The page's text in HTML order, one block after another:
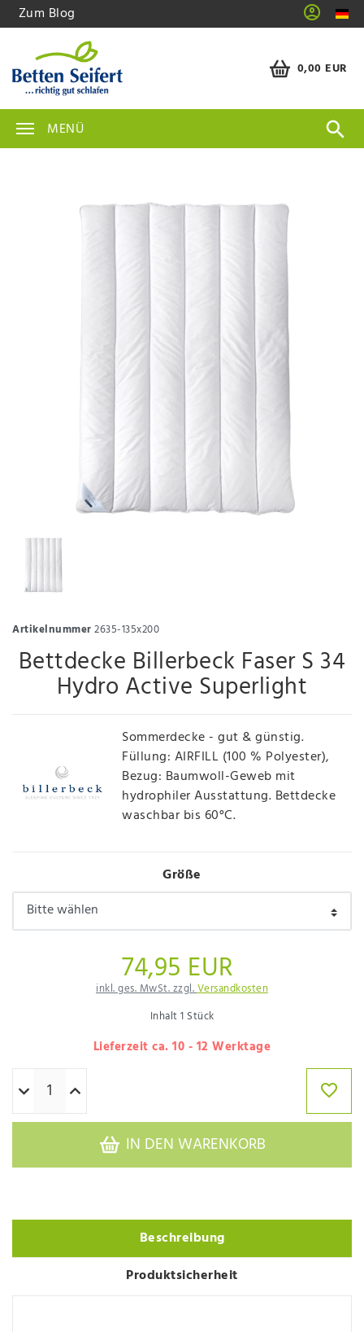
Zum Blog
0,00 EUR
MENÜ
Artikelnummer2635-135x200
Bettdecke Billerbeck Faser S 34
Hydro Active Superlight
Sommerdecke - gut & günstig.
Füllung: AIRFILL (100 % Polyester),
Bezug: Baumwoll-Geweb mit
hydrophiler Ausstattung. Bettdecke
waschbar bis 60°C.
Größe
74,95 EUR
inkl. ges. MwSt. zzgl.Versandkosten
Inhalt1 Stück
Lieferzeit ca. 10 - 12 Werktage
IN DEN WARENKORB
Beschreibung
Produktsicherheit